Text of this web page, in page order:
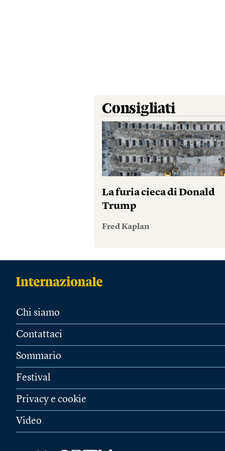
Consigliati
La furia cieca di Donald
Trump
Fred Kaplan
Chi siamo
Contattaci
Sommario
Festival
Privacy e cookie
Video